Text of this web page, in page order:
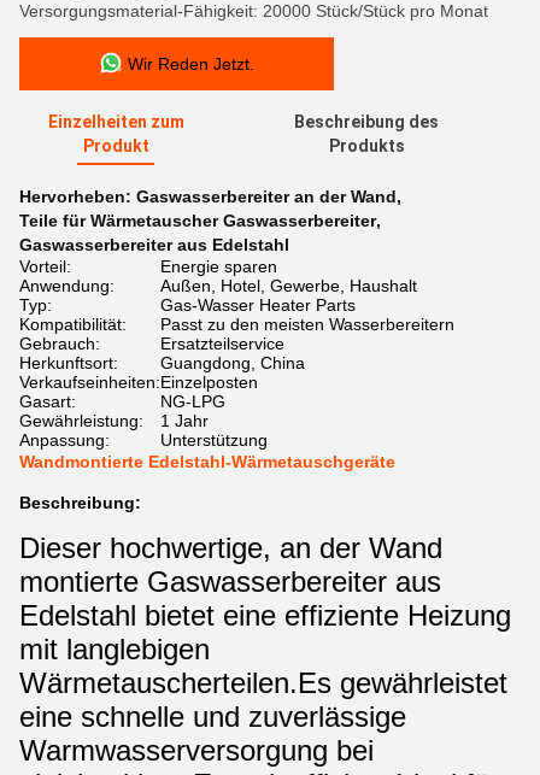
Versorgungsmaterial-Fähigkeit: 20000 Stück/Stück pro Monat
Wir Reden Jetzt.
Einzelheiten zum
Produkt
Beschreibung des
Produkts
Hervorheben: Gaswasserbereiter an der Wand,
Teile für Wärmetauscher Gaswasserbereiter,
Gaswasserbereiter aus Edelstahl
Vorteil:
Energie sparen
Anwendung:
Außen, Hotel, Gewerbe, Haushalt
Typ:
Gas-Wasser Heater Parts
Kompatibilität:
Passt zu den meisten Wasserbereitern
Gebrauch:
Ersatzteilservice
Herkunftsort:
Guangdong, China
Verkaufseinheiten:Einzelposten
Gasart:
NG-LPG
Gewährleistung:
1 Jahr
Anpassung:
Unterstützung
Wandmontierte Edelstahl-Wärmetauschgeräte
Beschreibung:
Dieser hochwertige, an der Wand
montierte Gaswasserbereiter aus
Edelstahl bietet eine effiziente Heizung
mit langlebigen
Wärmetauscherteilen.Es gewährleistet
eine schnelle und zuverlässige
Warmwasserversorgung bei